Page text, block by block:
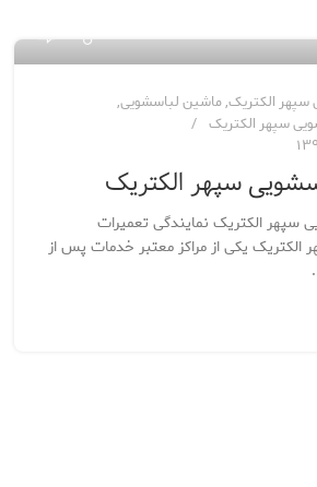
سپهر الکتریک,ماشین لباسشویی,
سپهر الکتریک
سپهر الکتریک
سپهر الکتریک نمایندگی تعمیرات
الکتریک یکی از مراکز معتبر خدمات پس از